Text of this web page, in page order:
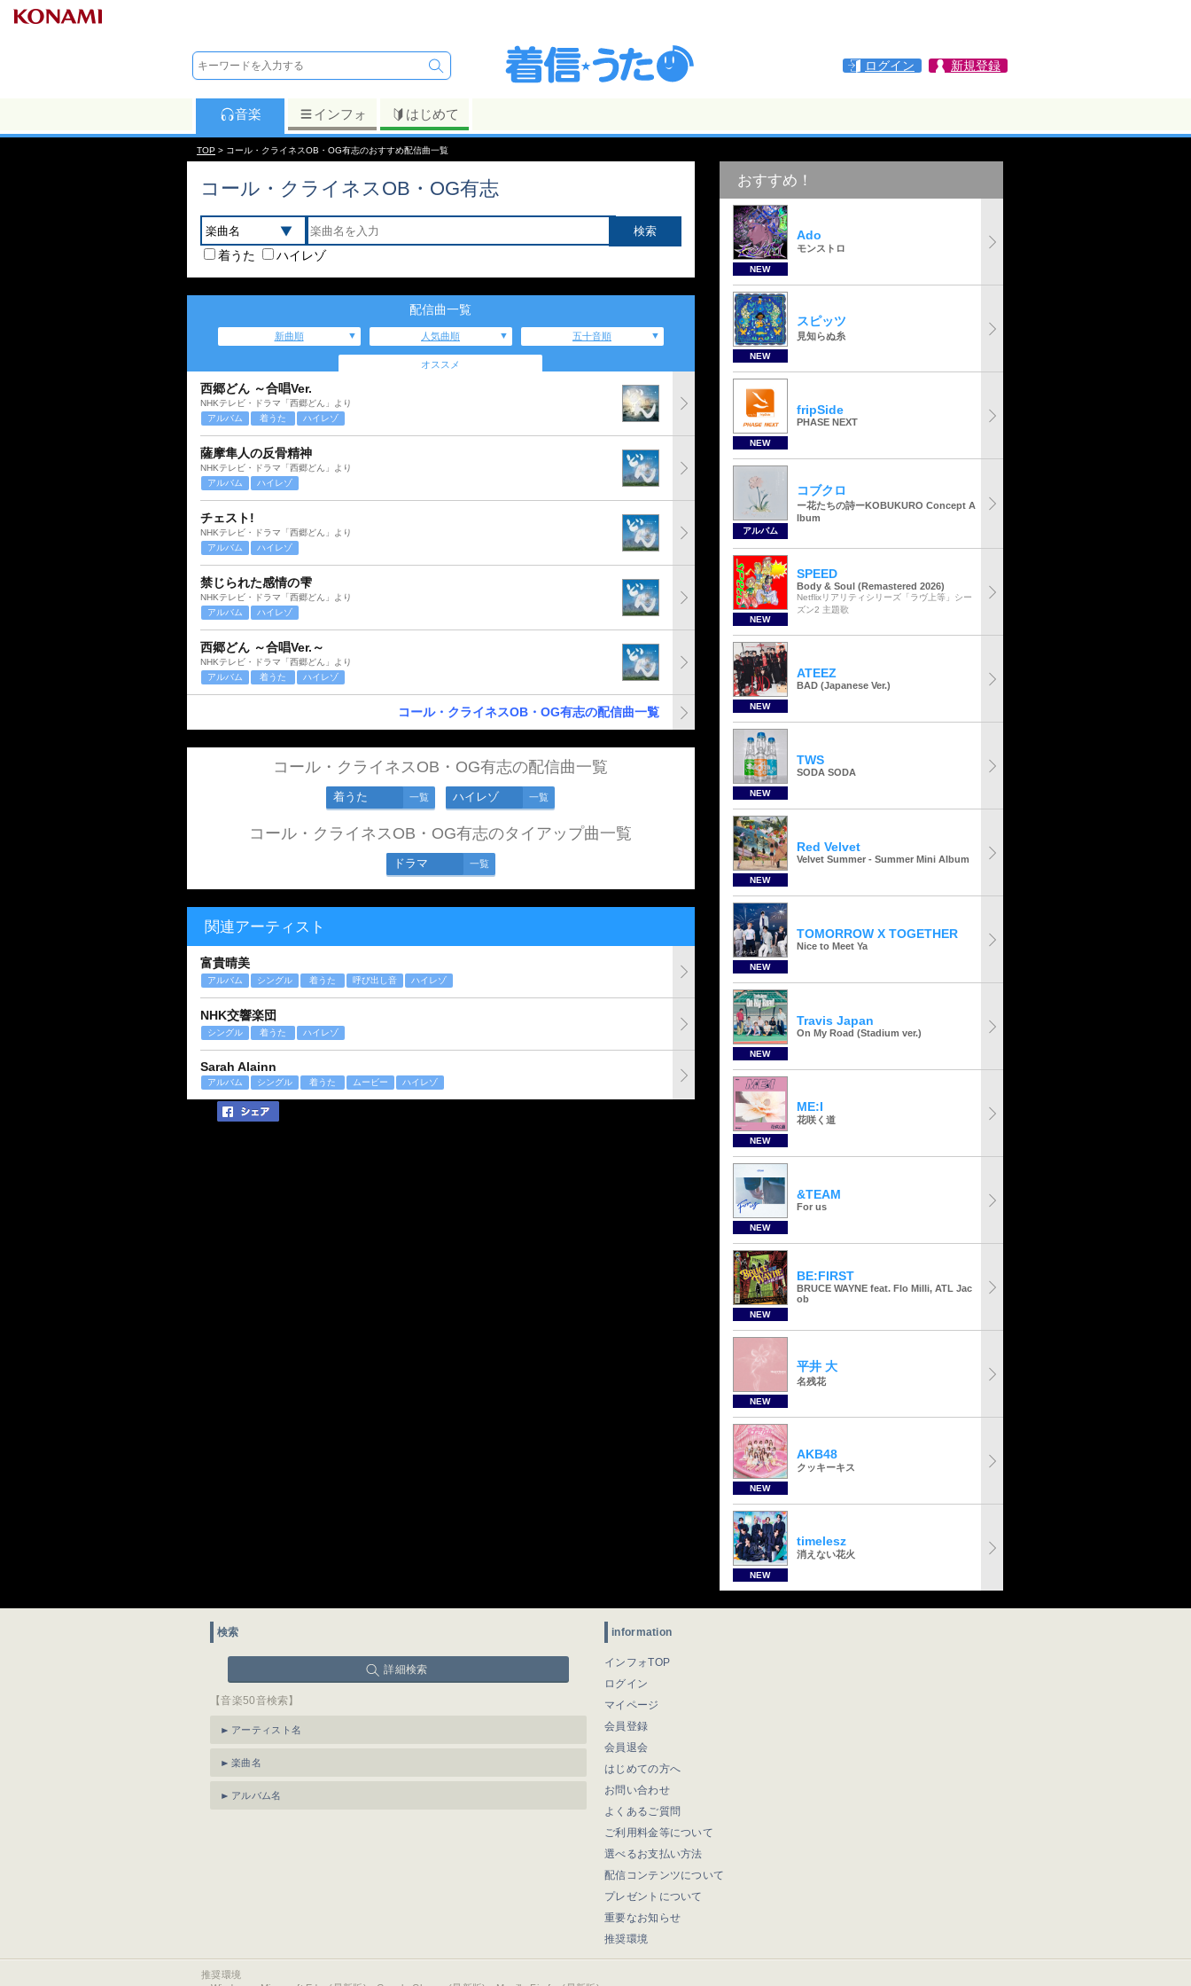
ログイン 新規登録
音楽 インフォ はじめて
TOP > コール・クライネスOB・OG有志のおすすめ配信曲一覧
コール・クライネスOB・OG有志
着うた ハイレゾ
配信曲一覧
新曲順 人気曲順 五十音順
オススメ
西郷どん ～合唱Ver.
NHKテレビ・ドラマ「西郷どん」より
アルバム
着うた ハイレゾ
薩摩隼人の反骨精神
NHKテレビ・ドラマ「西郷どん」より
アルバム
ハイレゾ
チェスト!
NHKテレビ・ドラマ「西郷どん」より
アルバム
ハイレゾ
禁じられた感情の雫
NHKテレビ・ドラマ「西郷どん」より
アルバム
ハイレゾ
西郷どん ～合唱Ver.～
NHKテレビ・ドラマ「西郷どん」より
アルバム
着うた ハイレゾ
コール・クライネスOB・OG有志の配信曲一覧
コール・クライネスOB・OG有志の配信曲一覧
着うた 一覧 ハイレゾ 一覧
コール・クライネスOB・OG有志のタイアップ曲一覧
ドラマ 一覧
関連アーティスト
富貴晴美
アルバム シングル 着うた 呼び出し音 ハイレゾ
NHK交響楽団
シングル 着うた ハイレゾ
Sarah Alainn
アルバム シングル 着うた ムービー ハイレゾ
おすすめ！
NEW
Ado
モンストロ
NEW
スピッツ
見知らぬ糸
NEW
fripSide
PHASE NEXT
アルバム
コブクロ
ー花たちの詩ーKOBUKURO Concept A
lbum
NEW
SPEED
Body & Soul (Remastered 2026)
Netflixリアリティシリーズ「ラヴ上等」シー
ズン2 主題歌
NEW
ATEEZ
BAD (Japanese Ver.)
NEW
TWS
SODA SODA
NEW
Red Velvet
Velvet Summer - Summer Mini Album
NEW
TOMORROW X TOGETHER
Nice to Meet Ya
NEW
Travis Japan
On My Road (Stadium ver.)
NEW
ME:I
花咲く道
NEW
&TEAM
For us
NEW
BE:FIRST
BRUCE WAYNE feat. Flo Milli, ATL Jac
ob
NEW
平井 大
名残花
NEW
AKB48
クッキーキス
NEW
timelesz
消えない花火
検索
詳細検索
【音楽50音検索】
アーティスト名
楽曲名
アルバム名
information
インフォTOP
ログイン
マイページ
会員登録
会員退会
はじめての方へ
お問い合わせ
よくあるご質問
ご利用料金等について
選べるお支払い方法
配信コンテンツについて
プレゼントについて
重要なお知らせ
推奨環境
推奨環境